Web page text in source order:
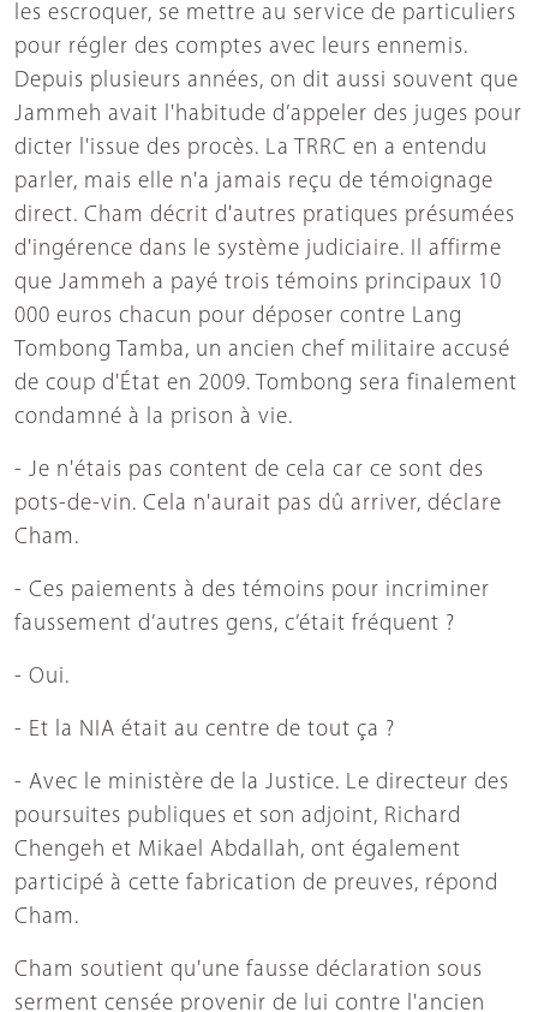
les escroquer, se mettre au service de particuliers
pour régler des comptes avec leurs ennemis.
Depuis plusieurs années, on dit aussi souvent que
Jammeh avait l'habitude d’appeler des juges pour
dicter l'issue des procès. La TRRC en a entendu
parler, mais elle n'a jamais reçu de témoignage
direct. Cham décrit d'autres pratiques présumées
d'ingérence dans le système judiciaire. Il affirme
que Jammeh a payé trois témoins principaux 10
000 euros chacun pour déposer contre Lang
Tombong Tamba, un ancien chef militaire accusé
de coup d'État en 2009. Tombong sera finalement
condamné à la prison à vie.
- Je n'étais pas content de cela car ce sont des
pots-de-vin. Cela n'aurait pas dû arriver, déclare
Cham.
- Ces paiements à des témoins pour incriminer
faussement d’autres gens, c’était fréquent ?
- Oui.
- Et la NIA était au centre de tout ça ?
- Avec le ministère de la Justice. Le directeur des
poursuites publiques et son adjoint, Richard
Chengeh et Mikael Abdallah, ont également
participé à cette fabrication de preuves, répond
Cham.
Cham soutient qu'une fausse déclaration sous
serment censée provenir de lui contre l'ancien